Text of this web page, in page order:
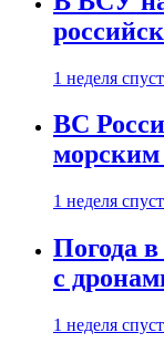
1 неделя
ВС
1 неделя
Погода в
с
1 неделя